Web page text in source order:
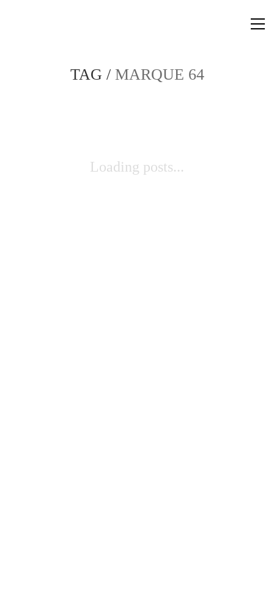
TAG / MARQUE 64
Loading posts...